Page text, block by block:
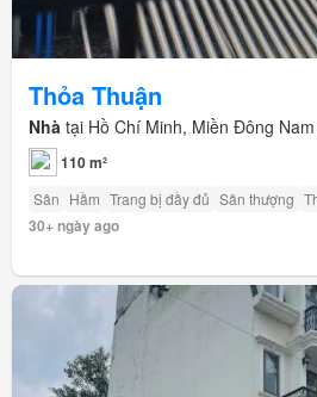
Thỏa Thuận
Nhà tại Hồ Chí Minh, Miền Đông Nam
110 m²
Sân Hầm Trang bị đầy đủ Sân thượng
30+ ngày ago